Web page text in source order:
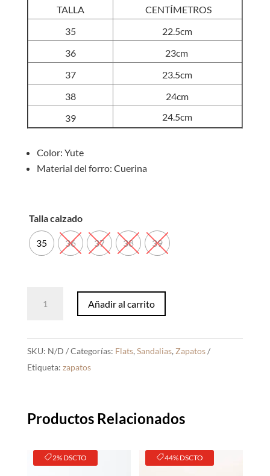
TALLA
CENTÍMETROS
35
22.5cm
36
23cm
37
23.5cm
38
24cm
39
24.5cm
Color: Yute
Material del forro: Cuerina
Talla calzado
35 36 37 38 39
Amy
Añadir al carrito
SKU: N/D Categorías: Flats, Sandalias, Zapatos
Etiqueta: zapatos
Productos Relacionados
2% DSCTO 44% DSCTO